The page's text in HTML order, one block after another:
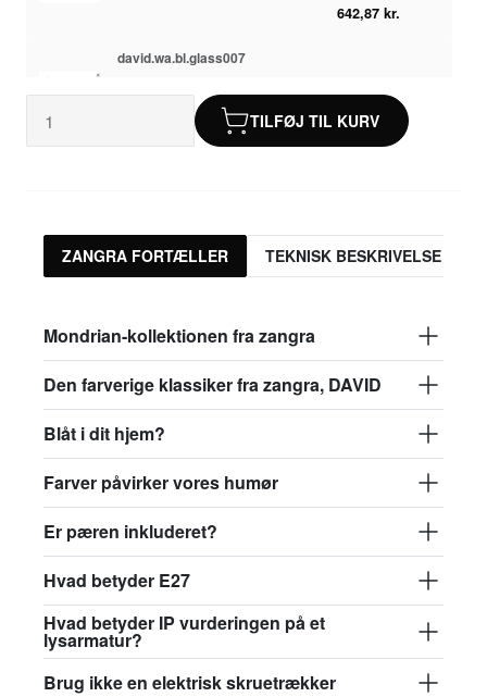
642,87 kr.
david.wa.bl.glass007
glass007 - frostet glas
616,71 kr.
616,71 kr.
642,87 kr.
david.wa.bl.glass013
glass013 - opalplast
david.wa.bl.glass017
david.wa.bl.glass018
glass018 - opalglas
TILFØJ TIL KURV
ZANGRA FORTÆLLER TEKNISK BESKRIVELSE
Mondrian-kollektionen fra zangra
Den farverige klassiker fra zangra, DAVID
Blåt i dit hjem?
Farver påvirker vores humør
Er pæren inkluderet?
Hvad betyder E27
Hvad betyder IP vurderingen på et
lysarmatur?
Brug ikke en elektrisk skruetrækker